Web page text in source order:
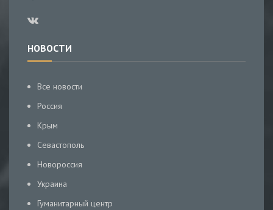
НОВОСТИ
Все новости
Россия
Крым
Севастополь
Новороссия
Украина
Гуманитарный центр